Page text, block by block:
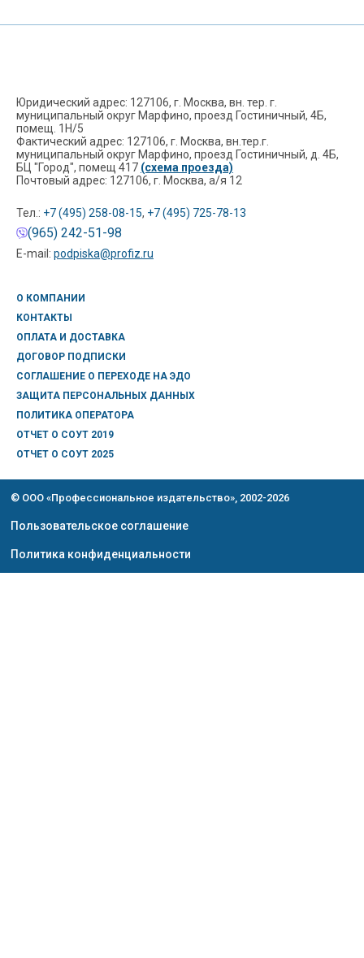
Юридический адрес: 127106, г. Москва, вн. тер. г.
муниципальный округ Марфино, проезд Гостиничный, 4Б,
помещ. 1Н/5
Фактический адрес: 127106, г. Москва, вн.тер.г.
муниципальный округ Марфино, проезд Гостиничный, д. 4Б,
БЦ "Город", помещ 417 (схема проезда)
Почтовый адрес: 127106, г. Москва, а/я 12
Тел.: +7 (495) 258-08-15, +7 (495) 725-78-13
(965) 242-51-98
E-mail: podpiska@profiz.ru
О КОМПАНИИ
КОНТАКТЫ
ОПЛАТА И ДОСТАВКА
ДОГОВОР ПОДПИСКИ
СОГЛАШЕНИЕ О ПЕРЕХОДЕ НА ЭДО
ЗАЩИТА ПЕРСОНАЛЬНЫХ ДАННЫХ
ПОЛИТИКА ОПЕРАТОРА
ОТЧЕТ О СОУТ 2019
ОТЧЕТ О СОУТ 2025
© ООО «Профессиональное издательство», 2002-2026
Пользовательское соглашение
Политика конфиденциальности